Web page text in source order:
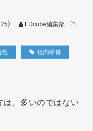
）
LDcube編集部
性 社内研修
は、多いのではない